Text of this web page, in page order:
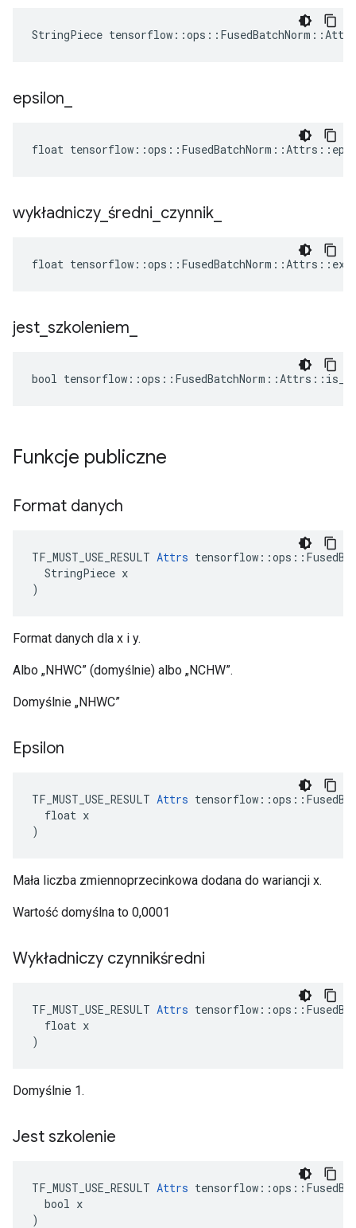
StringPiece
epsilon
float
wykładniczy_ średni czynnik
float
jest szkoleniem
bool
Funkcje publiczne
Format danych
TF_MUST_USE_RESULT Attrs
  StringPiece x
)
Format danych dla x i y.
Albo „NHWC” (domyślnie) albo „NCHW”.
Domyślnie „NHWC”
Epsilon
TF_MUST_USE_RESULT Attrs
  float x
)
Mała liczba zmiennoprzecinkowa dodana do wariancji x.
Wartość domyślna to 0,0001
Wykładniczy czynnikśredni
TF_MUST_USE_RESULT Attrs
  float x
)
Domyślnie 1.
Jest szkolenie
TF_MUST_USE_RESULT Attrs
  bool x
)